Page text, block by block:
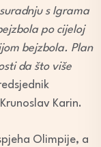
s Igrama
po cijeloj
bejzbola. Plan
da što više
Karin.
Olimpije, a